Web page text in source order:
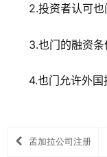
2.投资者认可也
3.也门的融资
4.也门允许外
孟加拉公司注册